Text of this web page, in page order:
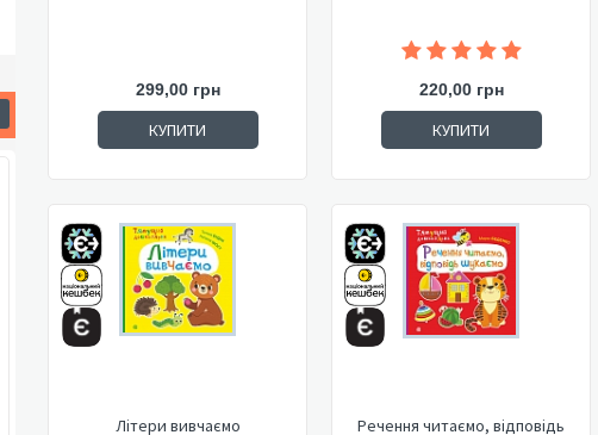
299,00 грн
КУПИТИ
220,00 грн
КУПИТИ
Літери вивчаємо
Речення читаємо, відповідь